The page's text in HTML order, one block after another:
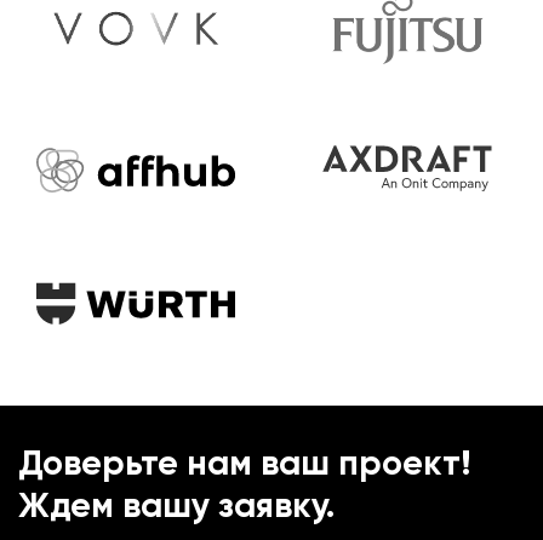
Доверьте нам ваш проект!
Ждем вашу заявку.